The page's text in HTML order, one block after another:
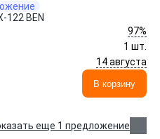
122 BEN
97%
1 шт.
14 августа
В корзину
еще 1 предложение